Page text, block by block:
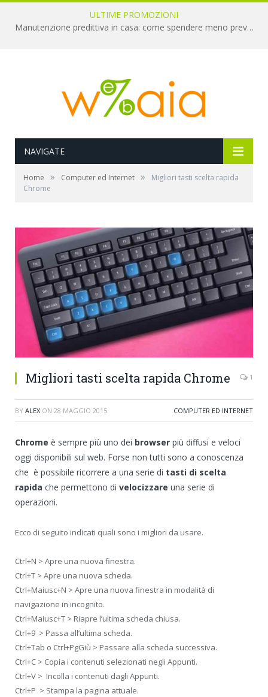
ULTIME PROMOZIONI
Manutenzione predittiva in casa: come spendere meno prevenendo i guasti
NAVIGATE
Home » Computer ed Internet »
Migliori tasti scelta rapida
Chrome
Migliori tasti scelta rapida Chrome 1
BY ALEX ON 28 MAGGIO 2015 COMPUTER ED INTERNET
Chrome è sempre più uno dei browser più diffusi e veloci
oggi disponibili sul web. Forse non tutti sono a conoscenza
che è possibile ricorrere a una serie di tasti di scelta
rapida che permettono di velocizzare una serie di
operazioni.
Ecco di seguito indicati quali sono i migliori da usare.
Ctrl+N > Apre una nuova finestra.
Ctrl+T > Apre una nuova scheda.
Ctrl+Maiusc+N > Apre una nuova finestra in modalità di
navigazione in incognito.
Ctrl+Maiusc+T > Riapre l’ultima scheda chiusa.
Ctrl+9 > Passa all’ultima scheda.
Ctrl+Tab o Ctrl+PgGiù > Passare alla scheda successiva.
Ctrl+C > Copia i contenuti selezionati negli Appunti.
Ctrl+V > Incolla i contenuti dagli Appunti.
Ctrl+P > Stampa la pagina attuale.